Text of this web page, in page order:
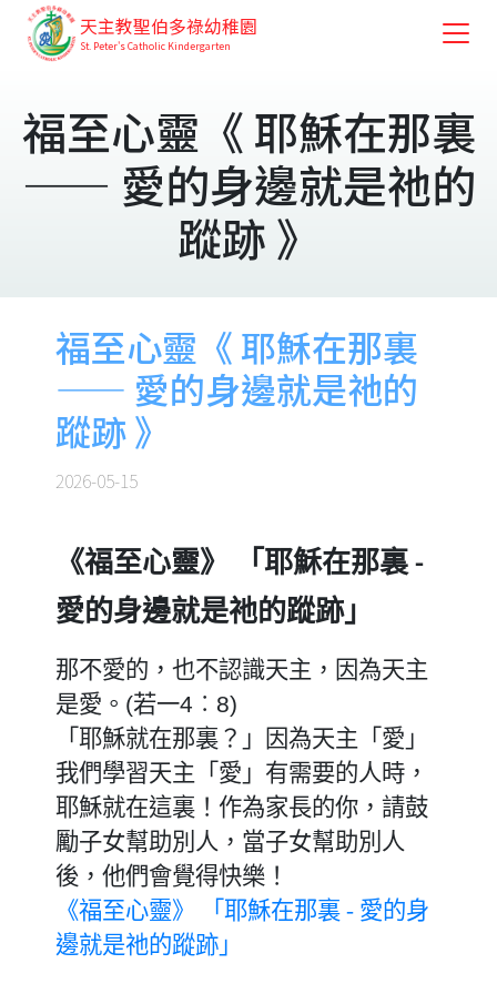
天主教聖伯多祿幼稚園
St. Peter's Catholic Kindergarten
福至心靈《 耶穌在那裏
—— 愛的身邊就是祂的
蹤跡 》
福至心靈《 耶穌在那裏
—— 愛的身邊就是祂的
蹤跡 》
2026-05-15
《福至心靈》 「耶穌在那裏-
愛的身邊就是祂的蹤跡」
那不愛的，也不認識天主，因為天主
是愛。 (若一4 ︰ 8)
「耶穌就在那裏？」因為天主「愛」
我們學習天主「愛」有需要的人時，
耶穌就在這裏！作為家長的你，請鼓
勵子女幫助別人，當子女幫助別人
後，他們會覺得快樂！
《福至心靈》 「耶穌在那裏 - 愛的身
邊就是祂的蹤跡」